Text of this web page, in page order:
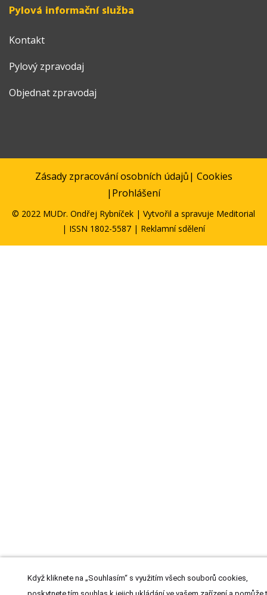
Pylová informační služba
Kontakt
Pylový zpravodaj
Objednat zpravodaj
Zásady zpracování osobních údajů| Cookies
| Prohlášení
© 2022 MUDr. Ondřej Rybníček | Vytvořil a spravuje Meditorial
| ISSN 1802-5587 | Reklamní sdělení
Když kliknete na „Souhlasím“ s využitím všech souborů cookies,